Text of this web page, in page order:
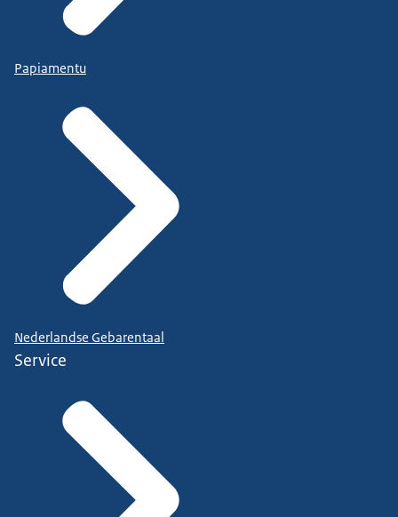
Papiamentu
Nederlandse Gebarentaal
Service